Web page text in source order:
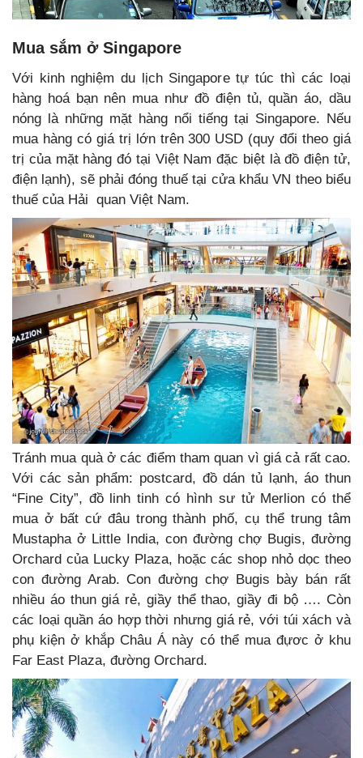
Mua sắm ở Singapore
Với kinh nghiệm du lịch Singapore tự túc thì các loại
hàng hoá bạn nên mua như đồ điện tủ, quần áo, dầu
nóng là những mặt hàng nổi tiếng tại Singapore. Nếu
mua hàng có giá trị lớn trên 300 USD (quy đổi theo giá
trị của mặt hàng đó tại Việt Nam đặc biệt là đồ điện tử,
điện lạnh), sẽ phải đóng thuế tại cửa khẩu VN theo biểu
thuế của Hải quan Việt Nam.
Tránh mua quà ở các điểm tham quan vì giá cả rất cao.
Với các sản phẩm: postcard, đồ dán tủ lạnh, áo thun
“Fine City”, đồ linh tinh có hình sư tử Merlion có thể
mua ở bất cứ đâu trong thành phố, cụ thể trung tâm
Mustapha ở Little India, con đường chợ Bugis, đường
Orchard của Lucky Plaza, hoặc các shop nhỏ dọc theo
con đường Arab. Con đường chợ Bugis bày bán rất
nhiều áo thun giá rẻ, giầy thể thao, giầy đi bộ …. Còn
các loại quần áo hợp thời nhưng giá rẻ, với túi xách và
phụ kiện ở khắp Châu Á này có thể mua đựơc ở khu
Far East Plaza, đường Orchard.